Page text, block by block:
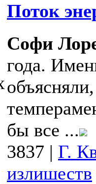
Поток
Софи
года.
бы все ...
3837 | Г.
излишеств